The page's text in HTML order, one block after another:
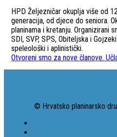
HPD Željezničar okuplja više od
generacija, od djece do seniora.
planinama i kretanju. Organizirani
SDI, SVP, SPS, Obiteljska i
speleološki i aplinistički.
Otvoreni smo za nove članove.
© Hrvatsko planinarsko